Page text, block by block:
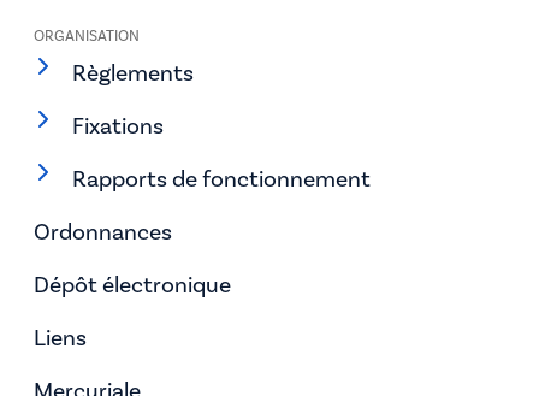
ORGANISATION
Règlements
Fixations
Rapports de fonctionnement
Ordonnances
Dépôt électronique
Liens